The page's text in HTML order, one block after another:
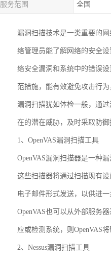
服务范围 全国
漏洞扫描技术是一类重要的
络管理员能了解网络的安全
络安全漏洞和系统中的错误
范措施，能有效避免攻击行为
漏洞扫描犹如体检一般，通
在的潜在威胁，及时采取防御
1、OpenVAS漏洞扫描工具
OpenVAS漏洞扫描器是一种
这些扫描器将通过扫描现有
电子邮件形式发送，以供进一
OpenVAS也可以从外部服务
应或检测系统，则OpenVAS
2、Nessus漏洞扫描工具